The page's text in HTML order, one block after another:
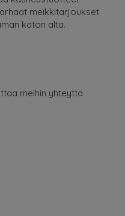
meikkitarjoukset
katon alta.
meihin yhteyttä